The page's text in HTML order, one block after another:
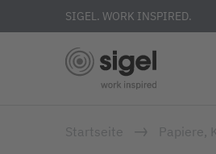
SIGEL. WORK INSPIRED.
Startseite Papiere,